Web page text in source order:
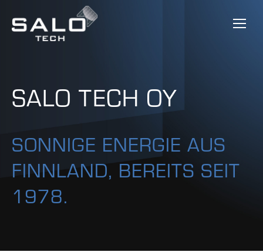
SALO TECH OY
SONNIGE ENERGIE AUS
FINNLAND, BEREITS SEIT
1978.